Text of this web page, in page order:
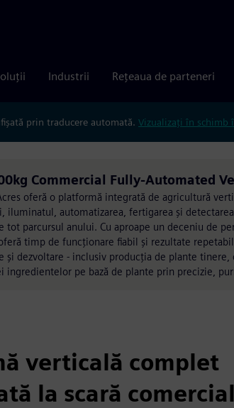
Industrii Rețeaua de parteneri
prin traducere automată. Vizualizați în schimb
Commercial Fully-Automated
oferă o platformă integrată de agricultură
iluminatul, automatizarea, fertigarea și
tot parcursul anului. Cu aproape un deceniu de
timp de funcționare fiabil și rezultate
și dezvoltare - inclusiv producția de plante
ingredientelor pe bază de plante prin precizie,
verticală complet
la scară